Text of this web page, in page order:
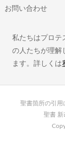
お問い合わせ
私たちはプロテ
の人たちが理解
ます。詳しくは
聖書箇所の引用
聖書